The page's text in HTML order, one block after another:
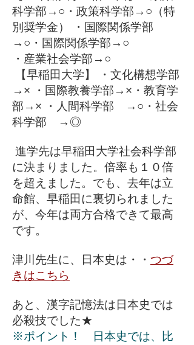
科学部→○・政策科学部→○（特
別奨学金） ・国際関係学部
→○・国際関係学部→○
・産業社会学部→○
【早稲田大学】 ・文化構想学部
→× ・国際教養学部→×・教育学
部→× ・人間科学部 →○・社会
科学部 →◎
進学先は早稲田大学社会科学部
に決まりました。倍率も１０倍
を超えました。でも、去年は立
命館、早稲田に裏切られました
が、今年は両方合格できて最高
です。
津川先生に、日本史は・・ つづ
きはこちら
あと、漢字記憶法は日本史では
必殺技でした★
※ポイント！ 日本史では、比